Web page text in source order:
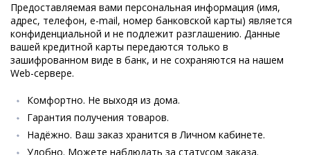
Предоставляемая вами персональная информация (имя,
адрес, телефон, e-mail, номер банковской карты) является
конфиденциальной и не подлежит разглашению. Данные
вашей кредитной карты передаются только в
зашифрованном виде в банк, и не сохраняются на нашем
Web-сервере.
Комфортно. Не выходя из дома.
Гарантия получения товаров.
Надёжно. Ваш заказ хранится в Личном кабинете.
Удобно. Можете наблюдать за статусом заказа.